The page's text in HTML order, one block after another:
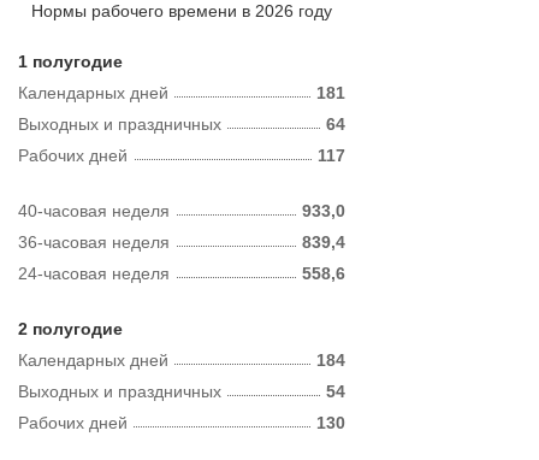
Нормы рабочего времени в 2026 году
1 полугодие
Календарных дней
181
Рабочих дней 117
Выходных и праздничных 64
40-часовая неделя
933,0
36-часовая неделя
839,4
24-часовая неделя
558,6
2 полугодие
Календарных дней
184
Рабочих дней 130
Выходных и праздничных 54